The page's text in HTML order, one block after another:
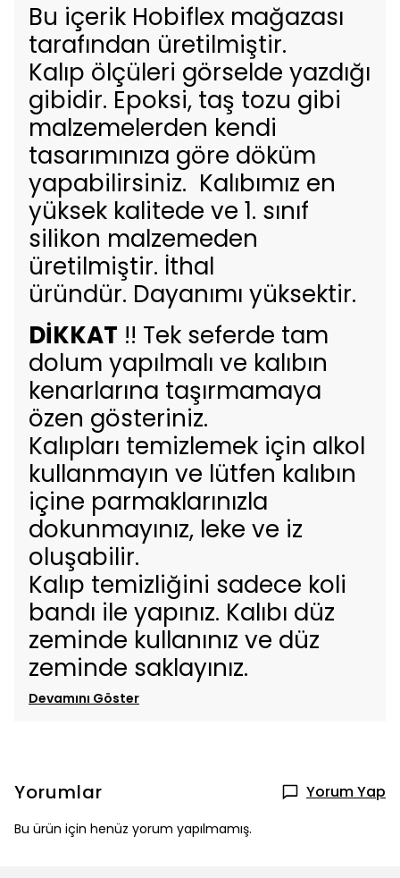
Bu içerik Hobiflex mağazası
tarafından üretilmiştir.
Kalıp ölçüleri görselde yazdığı
gibidir. Epoksi, taş tozu gibi
malzemelerden kendi
tasarımınıza göre döküm
yapabilirsiniz. Kalıbımız en
yüksek kalitede ve 1. sınıf
silikon malzemeden
üretilmiştir. İthal
üründür. Dayanımı yüksektir.
DİKKAT !! Tek seferde tam
dolum yapılmalı ve kalıbın
kenarlarına taşırmamaya
özen gösteriniz.
Kalıpları temizlemek için alkol
kullanmayın ve lütfen kalıbın
içine parmaklarınızla
dokunmayınız, leke ve iz
oluşabilir.
Kalıp temizliğini sadece koli
bandı ile yapınız. Kalıbı düz
zeminde kullanınız ve düz
zeminde saklayınız.
Devamını Göster
Yorumlar Yorum Yap
Bu ürün için henüz yorum yapılmamış.